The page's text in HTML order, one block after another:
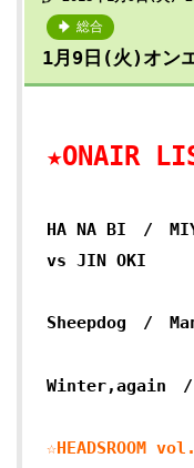
総合
1月9日(火)オン
★ONAIR
HA NA BI /
vs JIN OKI
Sheepdog /
Winter,again /
☆HEADSROOM